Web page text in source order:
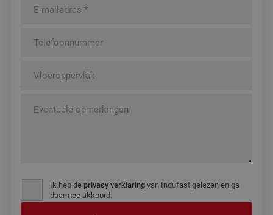
Ik heb de privacy verklaring van Indufast gelezen en ga
daarmee akkoord.